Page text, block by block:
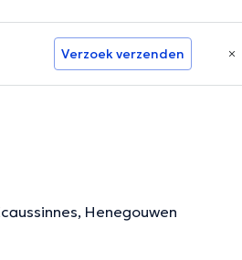
Verzoek verzenden
Henegouwen